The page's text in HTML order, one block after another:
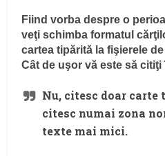
Fiind vorba despre o
veţi schimba formatul
cartea tipărită la fişierele
Cât de uşor vă este să
Nu, citesc doar
citesc numai zona
texte mai mici.